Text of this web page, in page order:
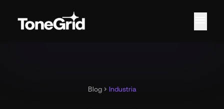
Blog chevron_right Industria